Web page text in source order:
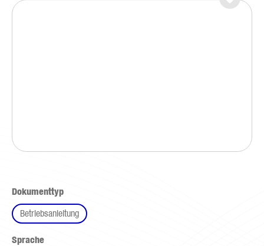
Bildergalerie überspringen
Dokumenttypauswählen
Betriebsanleitung
Spracheauswählen